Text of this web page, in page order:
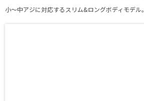
小〜中アジに対応するスリム&ロングボディモデル。